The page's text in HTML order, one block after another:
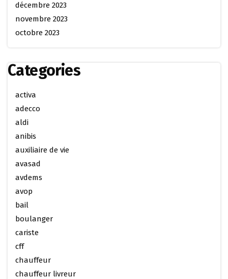
décembre 2023
novembre 2023
octobre 2023
Categories
activa
adecco
aldi
anibis
auxiliaire de vie
avasad
avdems
avop
bail
boulanger
cariste
cff
chauffeur
chauffeur livreur